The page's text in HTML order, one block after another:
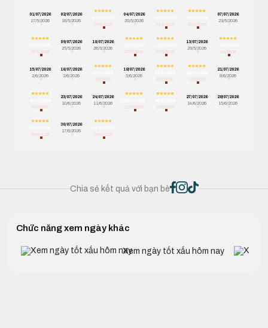
01/07/2026
17/5/2026
02/07/2026
18/5/2026
19/5/2026
04/07/2026
20/5/2026
21/5/2026
22/5/2026
07/07/2026
23/5/2026
24/5/2026
09/07/2026
25/5/2026
10/07/2026
26/5/2026
27/5/2026
28/5/2026
13/07/2026
29/5/2026
1/6/2026
15/07/2026
2/6/2026
16/07/2026
3/6/2026
4/6/2026
18/07/2026
5/6/2026
6/6/2026
7/6/2026
21/07/2026
8/6/2026
9/6/2026
23/07/2026
10/6/2026
24/07/2026
11/6/2026
12/6/2026
13/6/2026
27/07/2026
14/6/2026
28/07/2026
15/6/2026
16/6/2026
30/07/2026
17/6/2026
18/6/2026
Chia sẻ kết quả với bạn bè
Chức năng xem ngày khác
Xem ngày tốt xấu hôm nay